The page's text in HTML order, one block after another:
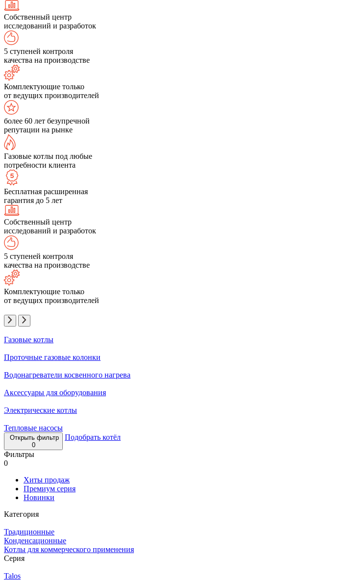
Собственный центр
исследований и разработок
5 ступеней контроля
качества на производстве
Комплектующие только
от ведущих производителей
более 60 лет безупречной
репутации на рынке
Газовые котлы под любые
потребности клиента
Бесплатная расширенная
гарантия до 5 лет
Собственный центр
исследований и разработок
5 ступеней контроля
качества на производстве
Комплектующие только
от ведущих производителей
Газовые котлы
Проточные газовые колонки
Водонагреватели косвенного нагрева
Аксессуары для оборудования
Электрические котлы
Тепловые насосы
Открыть фильтр
0
Подобрать котёл
Фильтры
0
Хиты продаж
Премиум серия
Новинки
Категория
Традиционные
Конденсационные
Котлы для коммерческого применения
Серия
Talos